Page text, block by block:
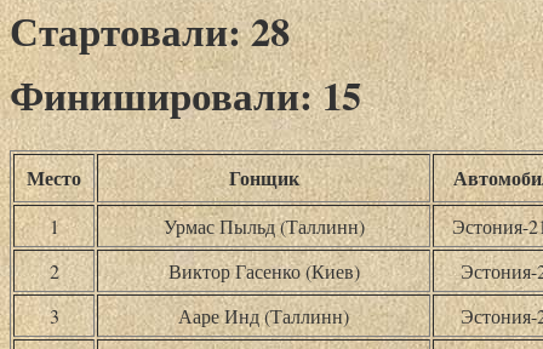
Стартовали: 28
Финишировали: 15
Место Гонщик
1 Урмас Пыльд (Таллинн)
Эстония-
2
Виктор Гасенко (Киев)
Эстония-
3
Ааре Инд (Таллинн)
Эстония-